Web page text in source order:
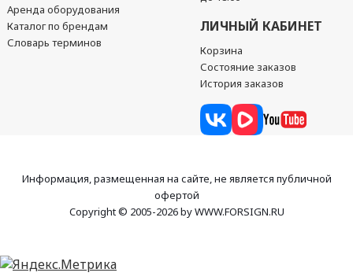
Аренда оборудования
Каталог по брендам
Словарь терминов
ЛИЧНЫЙ КАБИНЕТ
Корзина
Состояние заказов
История заказов
Информация, размещенная на сайте, не является публичной
офертой
Copyright © 2005-2026 by WWW.FORSIGN.RU